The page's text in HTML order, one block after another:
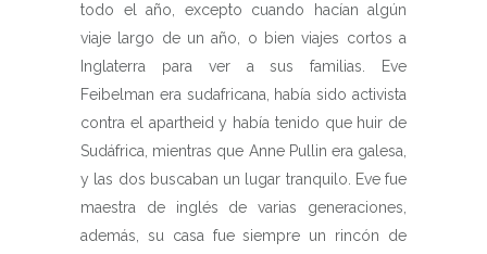
todo el año, excepto cuando hacían algún
viaje largo de un año, o bien viajes cortos a
Inglaterra para ver a sus familias. Eve
Feibelman era sudafricana, había sido activista
contra el apartheid y había tenido que huir de
Sudáfrica, mientras que Anne Pullin era galesa,
y las dos buscaban un lugar tranquilo. Eve fue
maestra de inglés de varias generaciones,
además, su casa fue siempre un rincón de